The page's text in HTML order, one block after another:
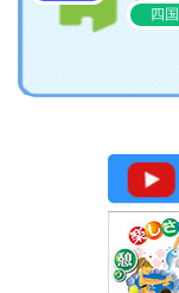
四国